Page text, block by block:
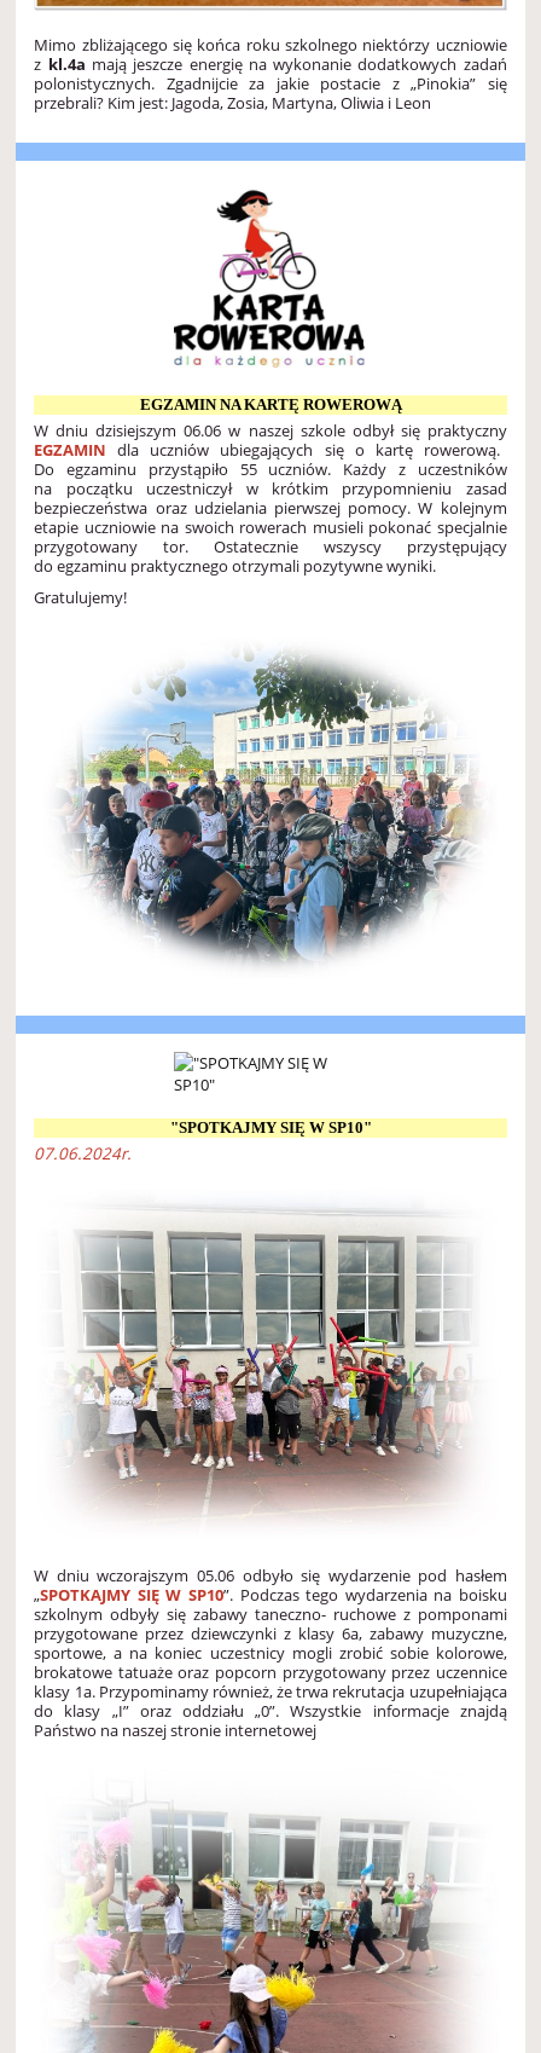
Mimo zbliżającego się końca roku szkolnego niektórzy uczniowie
z kl.4a mają jeszcze energię na wykonanie dodatkowych zadań
polonistycznych. Zgadnijcie za jakie postacie z „Pinokia” się
przebrali? Kim jest: Jagoda, Zosia, Martyna, Oliwia i Leon
EGZAMIN NA KARTĘ ROWEROWĄ
W dniu dzisiejszym 06.06 w naszej szkole odbył się praktyczny
EGZAMIN dla uczniów ubiegających się o kartę rowerową.
Do egzaminu przystąpiło 55 uczniów. Każdy z uczestników
na początku uczestniczył w krótkim przypomnieniu zasad
bezpieczeństwa oraz udzielania pierwszej pomocy. W kolejnym
etapie uczniowie na swoich rowerach musieli pokonać specjalnie
przygotowany tor. Ostatecznie wszyscy przystępujący
do egzaminu praktycznego otrzymali pozytywne wyniki.
Gratulujemy!
"SPOTKAJMY SIĘ W SP10"
07.06.2024r.
W dniu wczorajszym 05.06 odbyło się wydarzenie pod hasłem
„SPOTKAJMY SIĘ W SP10”. Podczas tego wydarzenia na boisku
szkolnym odbyły się zabawy taneczno- ruchowe z pomponami
przygotowane przez dziewczynki z klasy 6a, zabawy muzyczne,
sportowe, a na koniec uczestnicy mogli zrobić sobie kolorowe,
brokatowe tatuaże oraz popcorn przygotowany przez uczennice
klasy 1a. Przypominamy również, że trwa rekrutacja uzupełniająca
do klasy „I” oraz oddziału „0”. Wszystkie informacje znajdą
Państwo na naszej stronie internetowej